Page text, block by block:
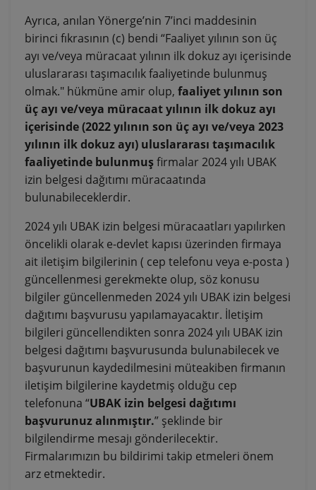
Ayrıca, anılan Yönerge’nin 7’inci maddesinin
birinci fıkrasının (c) bendi “Faaliyet yılının son üç
ayı ve/veya müracaat yılının ilk dokuz ayı içerisinde
uluslararası taşımacılık faaliyetinde bulunmuş
olmak." hükmüne amir olup, faaliyet yılının son
üç ayı ve/veya müracaat yılının ilk dokuz ayı
içerisinde (2022 yılının son üç ayı ve/veya 2023
yılının ilk dokuz ayı) uluslararası taşımacılık
faaliyetinde bulunmuşfirmalar 2024 yılı UBAK
izin belgesi dağıtımı müracaatında
bulunabileceklerdir.
2024 yılı UBAK izin belgesi müracaatları yapılırken
öncelikli olarak e-devlet kapısı üzerinden firmaya
ait iletişim bilgilerinin ( cep telefonu veya e-posta )
güncellenmesi gerekmekte olup, söz konusu
bilgiler güncellenmeden 2024 yılı UBAK izin belgesi
dağıtımı başvurusu yapılamayacaktır. İletişim
bilgileri güncellendikten sonra 2024 yılı UBAK izin
belgesi dağıtımı başvurusunda bulunabilecek ve
başvurunun kaydedilmesini müteakiben firmanın
iletişim bilgilerine kaydetmiş olduğu cep
telefonuna “UBAK izin belgesi dağıtımı
başvurunuz alınmıştır.” şeklinde bir
bilgilendirme mesajı gönderilecektir.
Firmalarımızın bu bildirimi takip etmeleri önem
arz etmektedir.